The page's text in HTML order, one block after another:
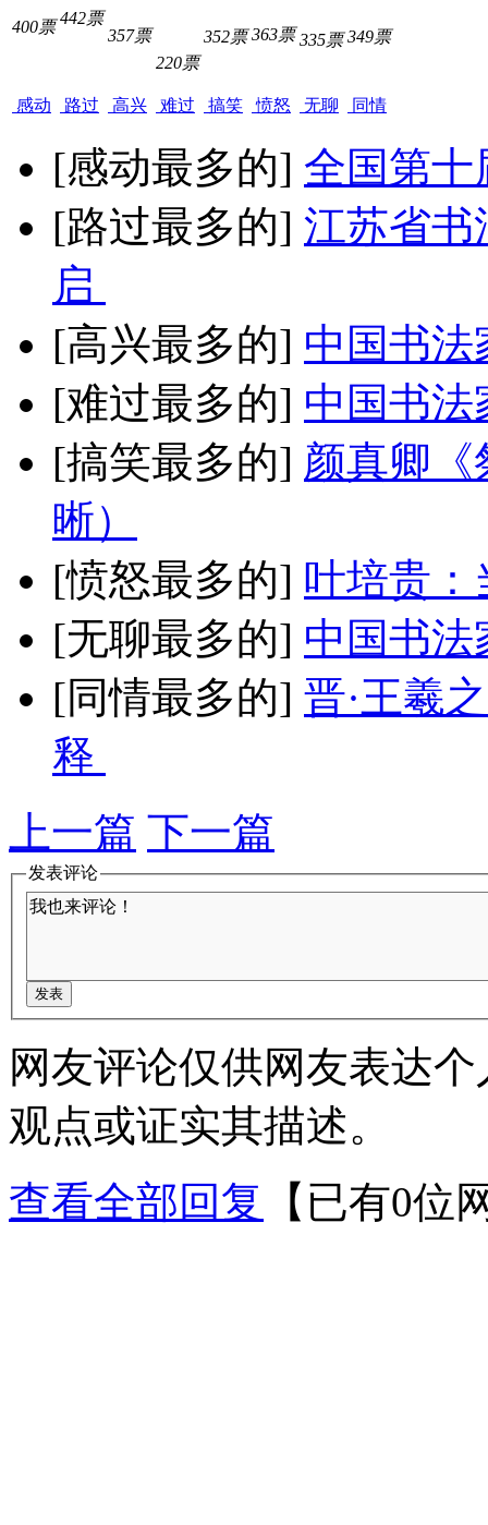
400票
感动
442票
路过
357票
高兴
220票
难过
352票
搞笑
363票
愤怒
335票
无聊
349票
同情
[感动最多的] 全国第十
[路过最多的] 江苏省书
启
[高兴最多的] 中国书法
[难过最多的] 中国书法
[搞笑最多的] 颜真卿《
晰）
[愤怒最多的] 叶培贵：
[无聊最多的] 中国书法
[同情最多的] 晋·王羲
释
上一篇 下一篇
发表评论
网友评论仅供网友表达
观点或证实其描述。
查看全部回复
【已有0位